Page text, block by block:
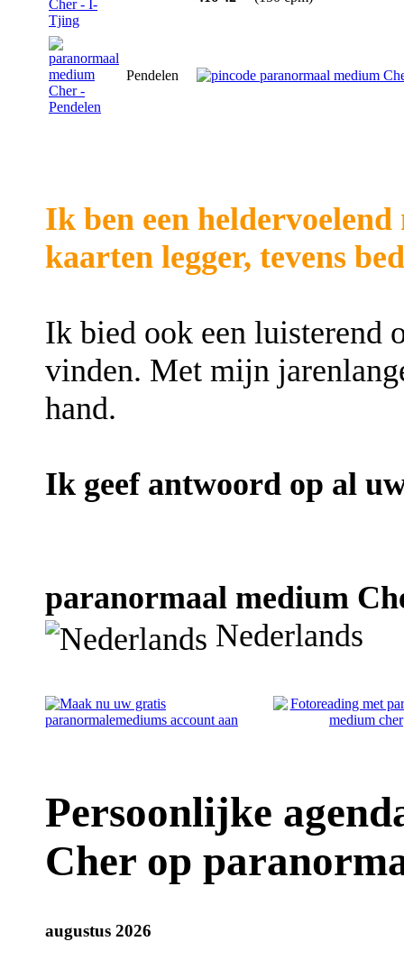
Pendelen
Ik ben een
kaarten legger, tevens
Ik bied ook een luisterend
vinden. Met mijn
hand.
Ik geef antwoord op al
paranormaal medium
Nederlands
Persoonlijke
Cher op
augustus 2026